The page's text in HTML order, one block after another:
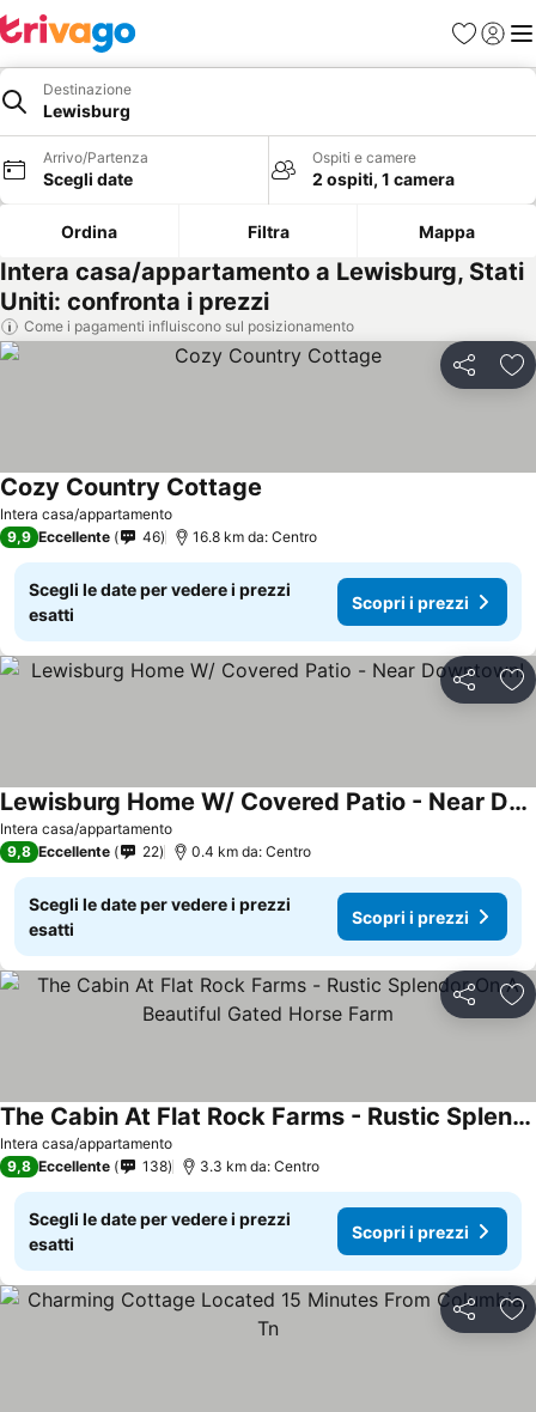
PreferitiAccedi
Destinazione
Lewisburg
Arrivo/Partenza
Scegli date
Ospiti e camere
2 ospiti, 1 camera
Ordina Filtra Mappa
Intera casa/appartamento a Lewisburg, Stati
Uniti: confronta i prezzi
Come i pagamenti influiscono sul posizionamento
Condividi
Intera casa/appartamento
Cozy Country Cottage
9,9 Eccellente 46 16.8 km da: Centro
Scegli le date per vedere i prezzi
esatti
Scopri i prezzi
Condividi
Intera casa/appartamento
Lewisburg Home W/ Covered Patio - Near Downtown!
9,8 Eccellente 22 0.4 km da: Centro
Scegli le date per vedere i prezzi
esatti
Scopri i prezzi
Condividi
Intera casa/appartamento
The Cabin At Flat Rock Farms - Rustic Splendor On A Beautiful Gated Horse Farm
9,8 Eccellente 138 3.3 km da: Centro
Scegli le date per vedere i prezzi
esatti
Scopri i prezzi
Condividi